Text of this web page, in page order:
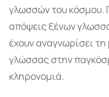
γλωσσών του κόσμου.
απόψεις ξένων
έχουν αναγνωρίσει
γλώσσας στην
κληρονομιά.